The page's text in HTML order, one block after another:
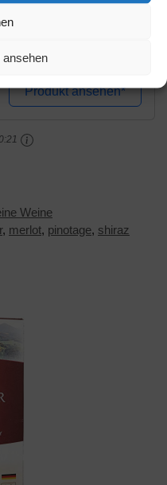
ansehen
Merlot IGP Italien
Produkt ansehen*
Weine
, merlot, pinotage, shiraz